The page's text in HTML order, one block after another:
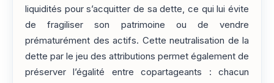
liquidités pour s’acquitter de sa dette, ce qui lui évite
de fragiliser son patrimoine ou de vendre
prématurément des actifs. Cette neutralisation de la
dette par le jeu des attributions permet également de
préserver l’égalité entre copartageants : chacun